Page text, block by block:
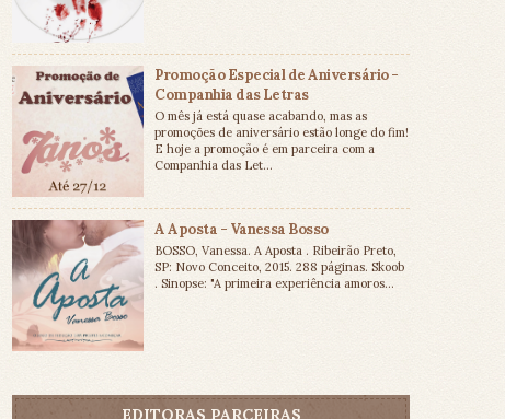
Promoção Especial de Aniversário -
Companhia das Letras
O mês já está quase acabando, mas as
promoções de aniversário estão longe do fim!
E hoje a promoção é em parceira com a
Companhia das Let...
A Aposta - Vanessa Bosso
BOSSO, Vanessa. A Aposta . Ribeirão Preto,
SP: Novo Conceito, 2015. 288 páginas. Skoob
. Sinopse: "A primeira experiência amoros...
EDITORAS PARCEIRAS